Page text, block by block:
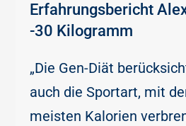
Erfahrungsbericht
-30 Kilogramm
„Die Gen-Diät
auch die Sportart, mit
meisten Kalorien